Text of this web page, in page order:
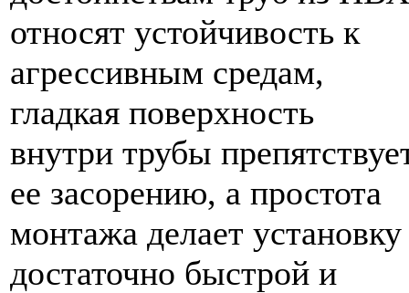
относят устойчивость к
агрессивным средам,
гладкая поверхность
внутри трубы
ее засорению, а простота
монтажа делает установку
достаточно быстрой и